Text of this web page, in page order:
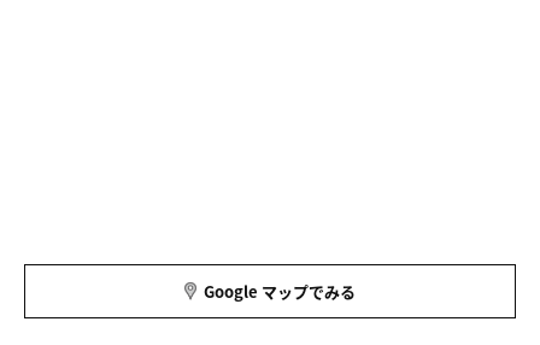
Google マップでみる